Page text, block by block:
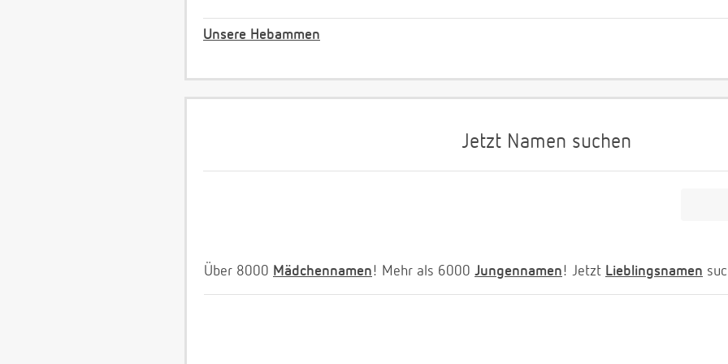
Unsere Hebammen
Jetzt Namen suchen
Über 8000 Mädchennamen! Mehr als 6000 Jungennamen! Jetzt Lieblingsnamen